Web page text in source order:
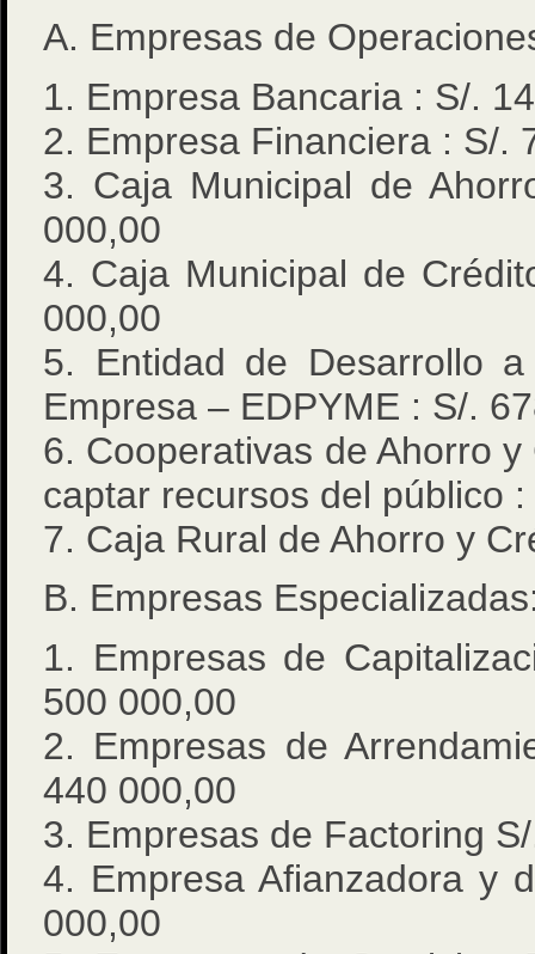
A. Empresas de
1. Empresa Bancaria : S/.
2. Empresa Financiera : S/.
3. Caja Municipal de
000,00
4. Caja Municipal de
000,00
5. Entidad de Desarrollo
Empresa – EDPYME : S/.
6. Cooperativas de Ahorro
captar recursos del público
7. Caja Rural de Ahorro y
B. Empresas
1. Empresas de
500 000,00
2. Empresas de
440 000,00
3. Empresas de Factoring
4. Empresa Afianzadora y
000,00